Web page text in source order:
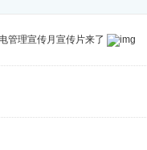
管理宣传月宣传片来了